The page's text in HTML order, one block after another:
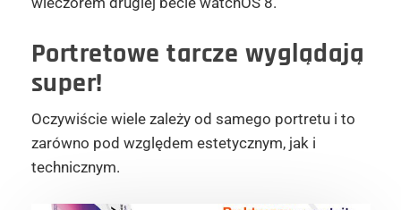
Portretowe tarcze wyglądają
super!
Oczywiście wiele zależy od samego portretu i to
zarówno pod względem estetycznym, jak i
technicznym.